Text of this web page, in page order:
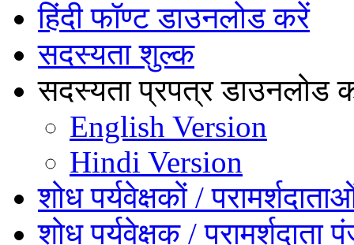
हिंदी फॉण्ट डाउनलोड करें
सदस्यता शुल्क
सदस्यता प्रपत्र डाउनलोड
English Version
Hindi Version
शोध पर्यवेक्षकों /
शोध पर्यवेक्षक /